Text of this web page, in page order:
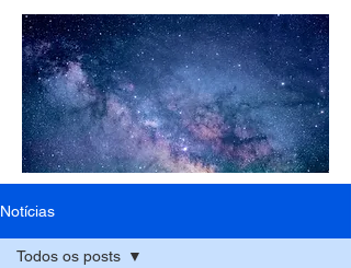
Notícias
Todos os posts